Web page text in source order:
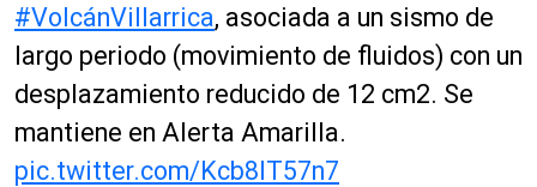
#VolcánVillarrica, asociada a un sismo de
largo periodo (movimiento de fluidos) con un
desplazamiento reducido de 12 cm2. Se
mantiene en Alerta Amarilla.
pic.twitter.com/Kcb8lT57n7